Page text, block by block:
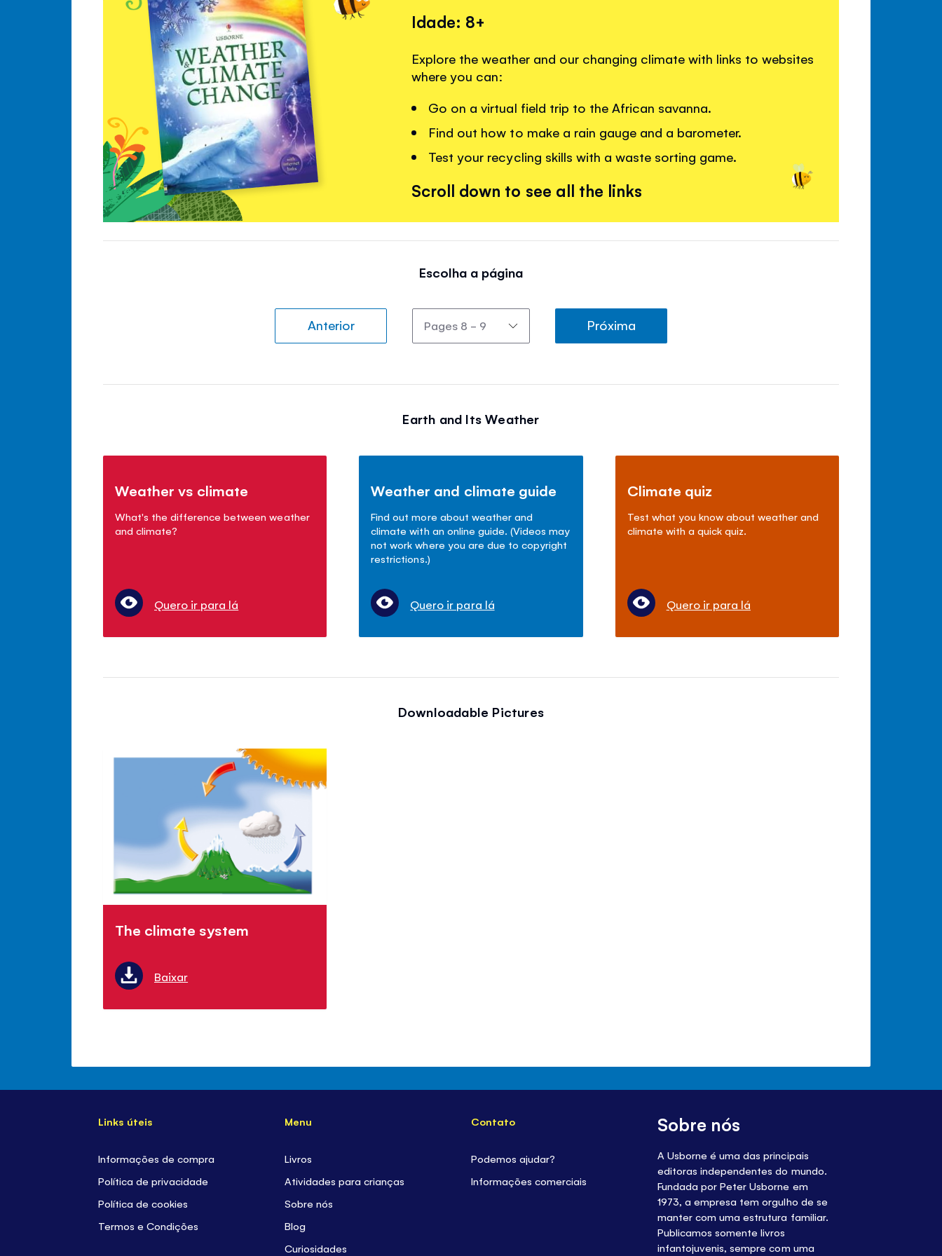
Idade: 8+
Explore the weather and our changing climate with links to websites
where you can:
Go on a virtual field trip to the African savanna.
Find out how to make a rain gauge and a barometer.
Test your recycling skills with a waste sorting game.
Scroll down to see all the links
Escolha a página
Anterior Próxima
Earth and Its Weather
Weather vs climate
What's the difference between weather
and climate?
Quero ir para lá
Weather and climate guide
Find out more about weather and
climate with an online guide. (Videos may
not work where you are due to copyright
restrictions.)
Quero ir para lá
Climate quiz
Test what you know about weather and
climate with a quick quiz.
Quero ir para lá
Downloadable Pictures
The climate system
Baixar
Links úteis
Informações de compra
Política de privacidade
Política de cookies
Termos e Condições
Menu
Livros
Atividades para crianças
Sobre nós
Blog
Curiosidades
Contato
Podemos ajudar?
Informações comerciais
Sobre nós
A Usborne é uma das principais
editoras independentes do mundo.
Fundada por Peter Usborne em
1973, a empresa tem orgulho de se
manter com uma estrutura familiar.
Publicamos somente livros
infantojuvenis, sempre com uma